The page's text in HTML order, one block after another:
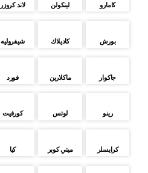
لاند كروزر لينكولن كامارو
شيفروليه كاديلاك بورش
فورد ماكلارين جاكوار
كورفيت لوتس رينو
كيا ميني كوبر كرايسلر